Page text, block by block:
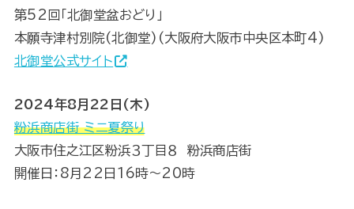
第52回「北御堂盆おどり」
本願寺津村別院(北御堂)(大阪府大阪市中央区本町4)
北御堂公式サイト
2024年8月22日(木)
粉浜商店街 ミニ夏祭り
大阪市住之江区粉浜３丁目８ 粉浜商店街
開催日：8月22日16時～20時